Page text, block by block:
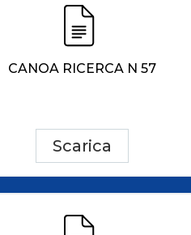
CANOA RICERCA N 57
Scarica